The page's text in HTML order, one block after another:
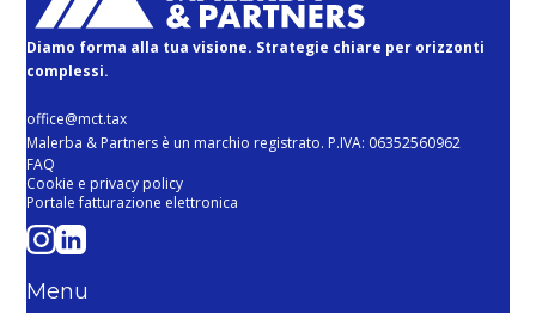
Diamo forma alla tua visione. Strategie chiare per orizzonti
complessi.
office@mct.tax
Malerba & Partners è un marchio registrato. P.IVA: 06352560962
FAQ
Cookie e privacy policy
Portale fatturazione elettronica
Menu